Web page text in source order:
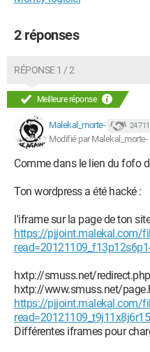
2 réponses
RÉPONSE 1 / 2
Meilleure réponse
Malekal_morte- 24 711
Modifié par
Comme dans le lien du fofo
Ton wordpress a été hacké :
l'iframe sur la page de ton
https://pjjoint.malekal.com/
hxtp://smuss.net/
hxtp://www.smuss.net/
https://pjjoint.malekal.com/
read=20121109_t9j11x8j6r15
Différentes iframes pour